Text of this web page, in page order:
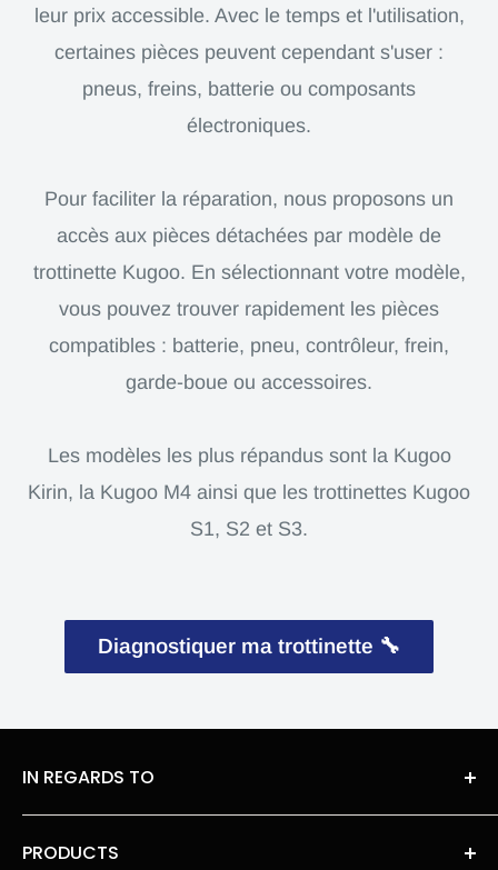
leur prix accessible. Avec le temps et l'utilisation,
certaines pièces peuvent cependant s'user :
pneus, freins, batterie ou composants
électroniques.
Pour faciliter la réparation, nous proposons un
accès aux pièces détachées par modèle de
trottinette Kugoo. En sélectionnant votre modèle,
vous pouvez trouver rapidement les pièces
compatibles : batterie, pneu, contrôleur, frein,
garde-boue ou accessoires.
Les modèles les plus répandus sont la Kugoo
Kirin, la Kugoo M4 ainsi que les trottinettes Kugoo
S1, S2 et S3.
Diagnostiquer ma trottinette 🔧
IN REGARDS TO
legal information
PRODUCTS